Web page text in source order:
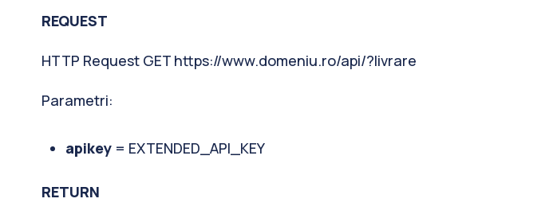
REQUEST
HTTP Request GET https://www.domeniu.ro/api/?livrare
Parametri:
apikey = EXTENDED_API_KEY
RETURN